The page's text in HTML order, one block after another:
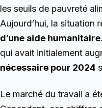
les seuils de pauvreté
Aujourd’hui, la situation
d’une aide humanitaire
qui avait initialement
nécessaire pour 2024
Le marché du travail a